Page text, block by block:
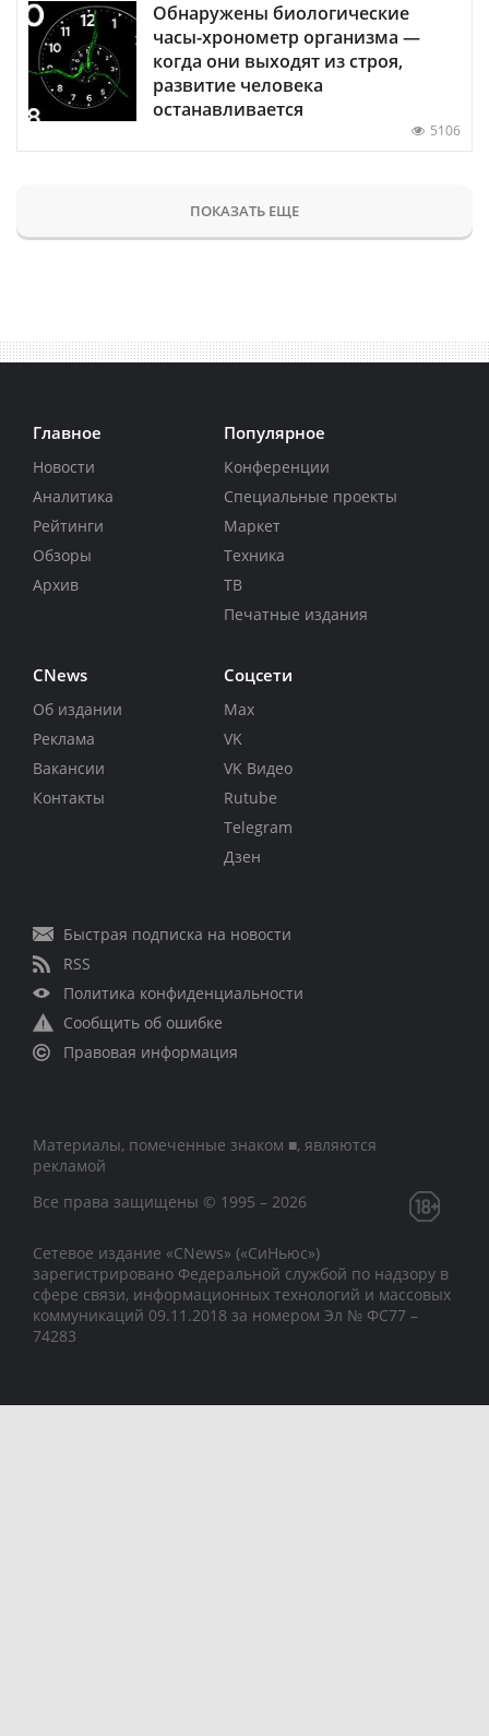
Обнаружены биологические
часы-хронометр организма —
когда они выходят из строя,
развитие человека
останавливается
5106
ПОКАЗАТЬ ЕЩЕ
Главное
Новости
Аналитика
Рейтинги
Обзоры
Архив
Популярное
Конференции
Специальные проекты
Маркет
Техника
ТВ
Печатные издания
CNews
Об издании
Реклама
Вакансии
Контакты
Соцсети
Max
VK
VK Видео
Rutube
Telegram
Дзен
Быстрая подписка на новости
RSS
Политика конфиденциальности
Сообщить об ошибке
Правовая информация
Материалы, помеченные знаком ■, являются
рекламой
Все права защищены © 1995 – 2026
Сетевое издание «CNews» («СиНьюс»)
зарегистрировано Федеральной службой по надзору в
сфере связи, информационных технологий и массовых
коммуникаций 09.11.2018 за номером Эл № ФС77 –
74283